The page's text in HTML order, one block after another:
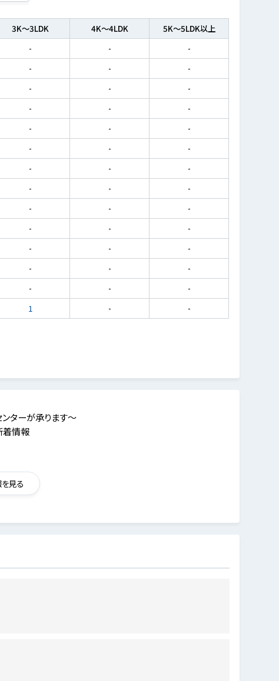
3K～3LDK 4K～4LDK
5K～5LDK以上
- -
-
- -
-
- -
-
- -
-
- -
-
- -
-
- -
-
- -
-
- -
-
- -
-
- -
-
- -
-
- -
-
1 - -
ターが承ります～
着情報
見る